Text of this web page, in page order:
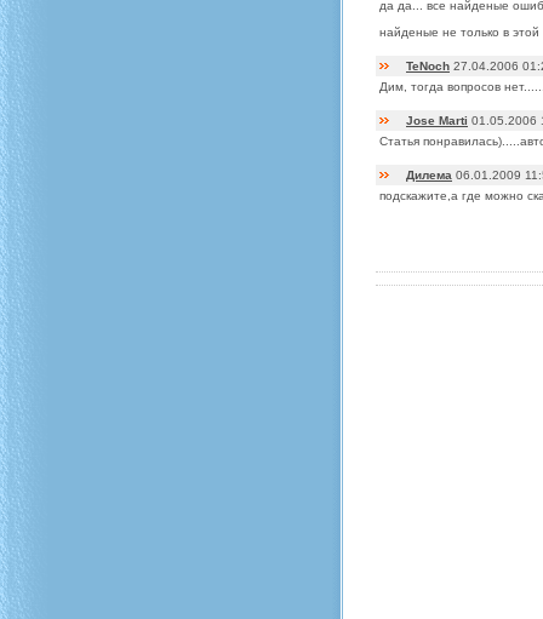
да да... все найденые
найденые не только в этой
TeNoch 27.04.2006
Дим, тогда вопросов
Jose Marti 01.05.2006
Статья
Дилема 06.01.2009
подскажите,а где можно